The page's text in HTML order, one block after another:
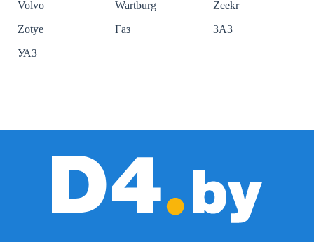
Volvo
Wartburg
Zeekr
Zotye
Газ
ЗАЗ
УАЗ